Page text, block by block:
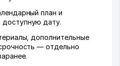
план и
дату.
дополнительные
— отдельно